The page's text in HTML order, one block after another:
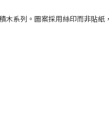
木系列。圖案採用絲印而非貼